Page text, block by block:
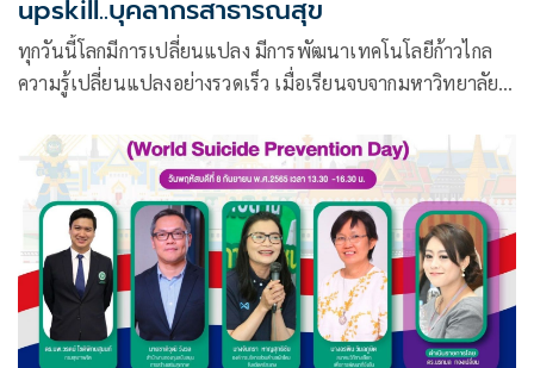
upskill..บุคลากรสาธารณสุข
ทุกวันนี้โลกมีการเปลี่ยนแปลง มีการพัฒนาเทคโนโลยีก้าวไกล
ความรู้เปลี่ยนแปลงอย่างรวดเร็ว เมื่อเรียนจบจากมหาวิทยาลัย
รู้สิ่งใหม่ๆ หรือ upskill